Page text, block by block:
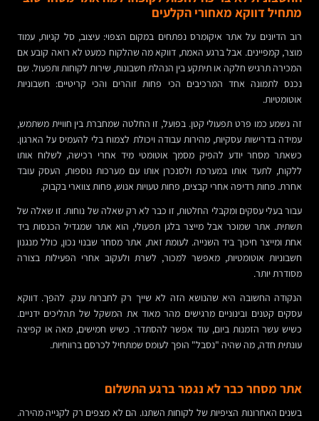
מתחיל דווקא מאחורי הקלעים
רוב הדיונים על אתר איקומרס נפתחים במקום הצפוי: עיצוב, סל קניות, עמוד
מוצר, קמפיינים. אבל ברגע האמת, דווקא מה שהלקוח כמעט לא רואה קובע אם
המכירה תרגיש חלקה או תיתקע בין הנהלת חשבונות, שירות לקוחות ותפעול. שם
נכנס לתמונה אחד המרכיבים הכי פחות זוהרים והכי קריטיים: חשבוניות
אוטומטיות.
זה נשמע כמו פרט תפעולי קטן. בפועל, זו החלטה שמחברת בין חוויית משתמש,
עמידה בדרישות עסקיות, מהירות עבודה ויכולת לצמוח בלי להעמיס על הארגון.
כשאתר מסחר יודע להפיק מסמך אוטומטי מיד אחרי רכישה, לשלוח אותו
ללקוח, לתעד אותו במערכת ולסנכרן אותו עם מערכות נוספות, העסק עובד
אחרת. פחות רדיפה אחרי קבצים, פחות טעויות אנוש, פחות צווארי בקבוק.
עבור בעלי עסקים ומקבלי החלטות, זו כבר לא רק שאלה של נוחות. זו שאלה של
תשתית. אתר שמוכר אבל מייצר בלגן תפעולי, הוא אתר שמגדיל הכנסות ביד
אחת ומייצר חיכוך ביד השנייה. לעומת זאת, אתר מסחר שבנוי נכון, כולל מנגנון
חשבוניות אוטומטיות, מאפשר למכור, לשרת ולעקוב אחרי הפעילות בצורה
מסודרת יותר.
הנקודה החשובה היא שהנושא הזה לא שייך רק לחברות ענק. להפך. דווקא
עסקים קטנים ובינוניים מרגישים מהר מאוד את המשקל של תהליכים ידניים.
כשיש עשר הזמנות ביום, עוד אפשר להסתדר. כשיש חמישים, מאה או קפיצה
עונתית חדה, מה שהיה "נסבל" הופך לעומס שמתחיל לכרסם ברווחיות.
אתר מסחר כבר לא נגמר ברגע התשלום
בשנים האחרונות הציפיות של לקוחות השתנו. הם לא מצפים רק לקנייה מהירה.